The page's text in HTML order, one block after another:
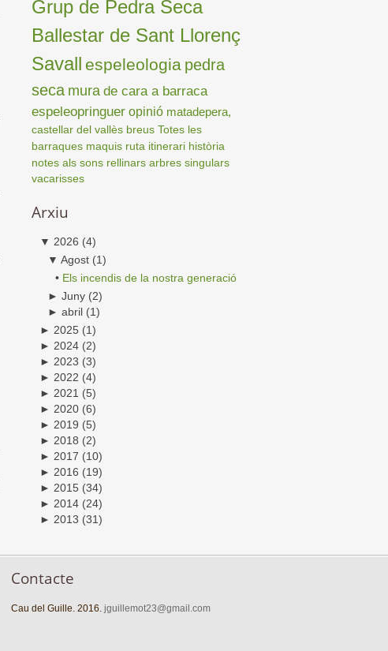
Grup de Pedra Seca
Ballestar de Sant Llorenç
Savall espeleologia pedra
seca mura de cara a barraca
espeleopringuer opinió matadepera,
castellar del vallès breus Totes les
barraques maquis ruta itinerari història
notes als sons rellinars arbres singulars
vacarisses
Arxiu
▼ 2026 (4)
▼ Agost (1)
• Els incendis de la nostra generació
► Juny (2)
► abril (1)
► 2025 (1)
► 2024 (2)
► 2023 (3)
► 2022 (4)
► 2021 (5)
► 2020 (6)
► 2019 (5)
► 2018 (2)
► 2017 (10)
► 2016 (19)
► 2015 (34)
► 2014 (24)
► 2013 (31)
Contacte
Cau del Guille. 2016.jguillemot23@gmail.com